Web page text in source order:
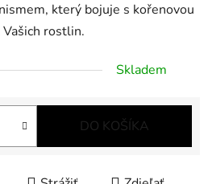
který bojuje s kořenovou
rostlin.
Skladem
DO KOŠÍKA